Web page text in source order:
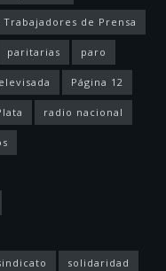
de Prensa
paritarias paro
Página 12
radio nacional
solidaridad